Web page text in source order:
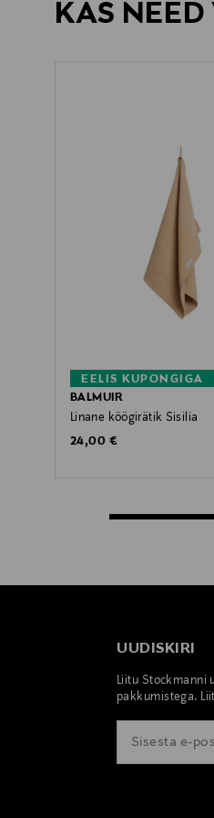
KAS
EELIS KUPONGIGA
BALMUIR
Linane köögirätik Sisilia
Original Price
24,00 €
UUDISKIRI
Liitu Stockmanni
pakkumistega.